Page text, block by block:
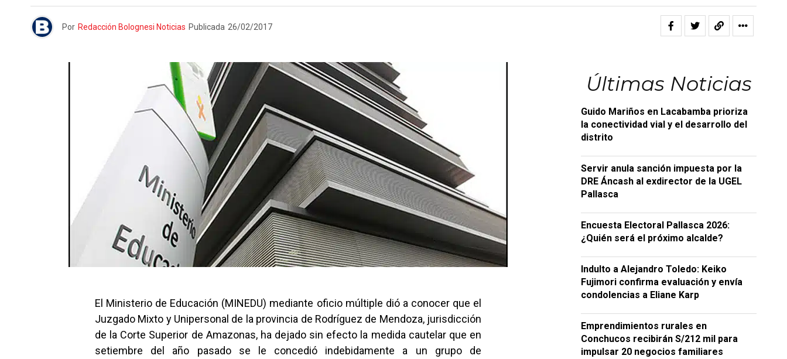
Por Redacción Bolognesi Noticias Publicada 26/02/2017
El Ministerio de Educación (MINEDU) mediante oficio múltiple dió a conocer que el
Juzgado Mixto y Unipersonal de la provincia de Rodríguez de Mendoza, jurisdicción
de la Corte Superior de Amazonas, ha dejado sin efecto la medida cautelar que en
setiembre del año pasado se le concedió indebidamente a un grupo de
Últimas Noticias
Guido Mariños en Lacabamba prioriza
la conectividad vial y el desarrollo del
distrito
Servir anula sanción impuesta por la
DRE Áncash al exdirector de la UGEL
Pallasca
Encuesta Electoral Pallasca 2026:
¿Quién será el próximo alcalde?
Indulto a Alejandro Toledo: Keiko
Fujimori confirma evaluación y envía
condolencias a Eliane Karp
Emprendimientos rurales en
Conchucos recibirán S/212 mil para
impulsar 20 negocios familiares